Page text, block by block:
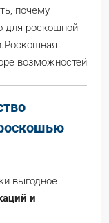
почему
для роскошной
возможностей
выгодное
и